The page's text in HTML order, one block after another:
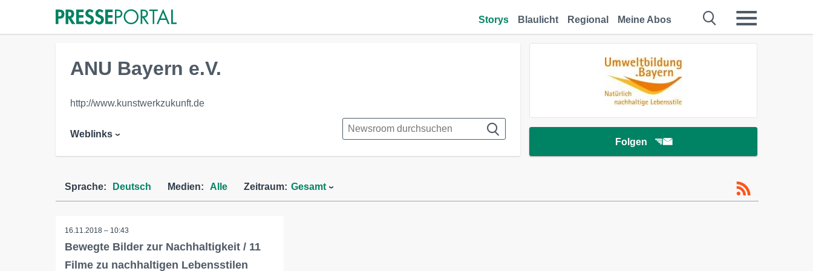
Storys Blaulicht Regional Meine Abos
Folgen
ANU Bayern e.V.
http://www.kunstwerkzukunft.de
Weblinks
Sprache: Deutsch Medien: Alle Zeitraum: Gesamt
16.11.2018 – 10:43
Bewegte Bilder zur Nachhaltigkeit / 11
Filme zu nachhaltigen Lebensstilen